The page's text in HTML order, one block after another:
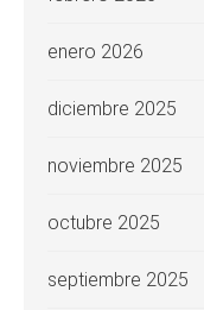
enero 2026
diciembre 2025
noviembre 2025
octubre 2025
septiembre 2025